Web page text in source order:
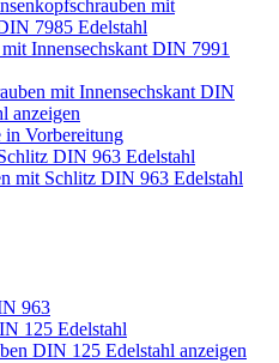
mit
7985 Edelstahl
Innensechskant DIN 7991
mit Innensechskant DIN
anzeigen
Vorbereitung
DIN 963 Edelstahl
mit Schlitz DIN 963 Edelstahl
963
125 Edelstahl
DIN 125 Edelstahl anzeigen